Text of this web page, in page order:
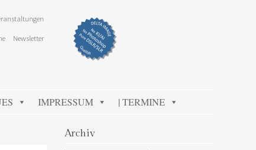
Newsletter
IMPRESSUM | TERMINE
Archiv